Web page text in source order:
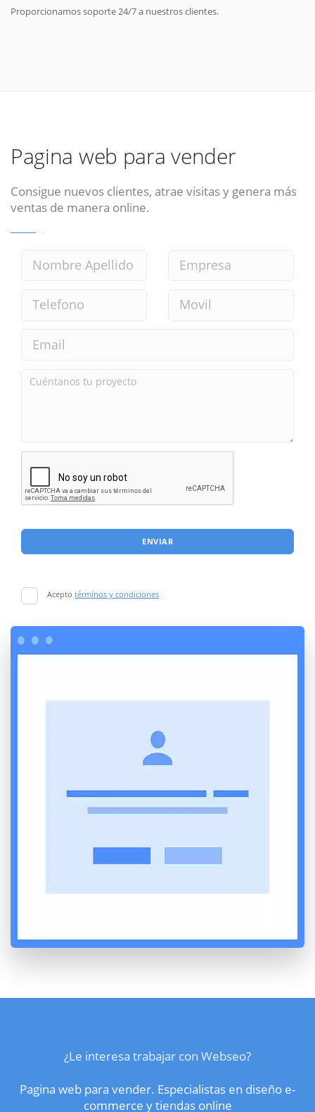
Proporcionamos soporte 24/7 a nuestros clientes.
Pagina web para vender
Consigue nuevos clientes, atrae visitas y genera más
ventas de manera online.
ENVIAR
Acepto términos y condiciones
¿Le interesa trabajar con Webseo?
Pagina web para vender. Especialistas en diseño e-
commerce y tiendas online